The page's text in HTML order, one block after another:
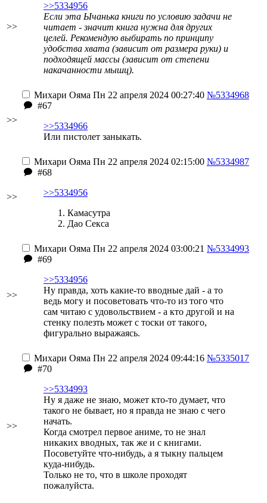
>>
>>5334956
Если эта Ычанька книги по условию задачи не
читает - значит книга нужна для других
целей. Рекомендую выбирать по принципу
удобства хвата (зависит от размера руки) и
подходящей массы (зависит от степени
накачанности мышц).
>>
Михари Ояма Пн 22 апреля 2024 00:27:40 №5334968
#67
>>5334966
Или пистолет заныкать.
>>
Михари Ояма Пн 22 апреля 2024 02:15:00 №5334987
#68
>>5334956
Камасутра
Дао Секса
>>
Михари Ояма Пн 22 апреля 2024 03:00:21 №5334993
#69
>>5334956
Ну правда, хоть какие-то вводные дай - а то
ведь могу и посоветовать что-то из того что
сам читаю с удовольствием - а кто другой и на
стенку полезть может с тоски от такого,
фигурально выражаясь.
>>
Михари Ояма Пн 22 апреля 2024 09:44:16 №5335017
#70
>>5334993
Ну я даже не знаю, может кто-то думает, что
такого не бывает, но я правда не знаю с чего
начать.
Когда смотрел первое аниме, то не знал
никаких вводных, так же и с книгами.
Посоветуйте что-нибудь, а я тыкну пальцем
куда-нибудь.
Только не то, что в школе проходят
пожалуйста.